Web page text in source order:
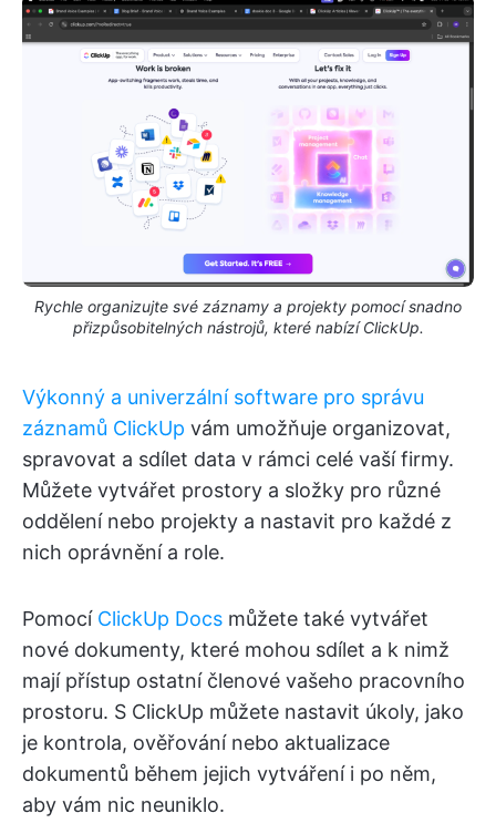
Rychle organizujte své záznamy a projekty pomocí snadno
přizpůsobitelných nástrojů, které nabízí ClickUp.
Výkonný a univerzální software pro správu
záznamů ClickUp vám umožňuje organizovat,
spravovat a sdílet data v rámci celé vaší firmy.
Můžete vytvářet prostory a složky pro různé
oddělení nebo projekty a nastavit pro každé z
nich oprávnění a role.
Pomocí ClickUp Docs můžete také vytvářet
nové dokumenty, které mohou sdílet a k nimž
mají přístup ostatní členové vašeho pracovního
prostoru. S ClickUp můžete nastavit úkoly, jako
je kontrola, ověřování nebo aktualizace
dokumentů během jejich vytváření i po něm,
aby vám nic neuniklo.